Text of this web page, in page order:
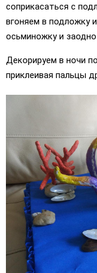
соприкасаться с
вгоняем в подложку
осьминожку и заодно
Декорируем в ночи
приклеивая пальцы